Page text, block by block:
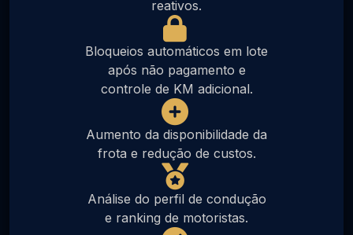
reativos.
Bloqueios automáticos em lote
após não pagamento e
controle de KM adicional.
Aumento da disponibilidade da
frota e redução de custos.
Análise do perfil de condução
e ranking de motoristas.